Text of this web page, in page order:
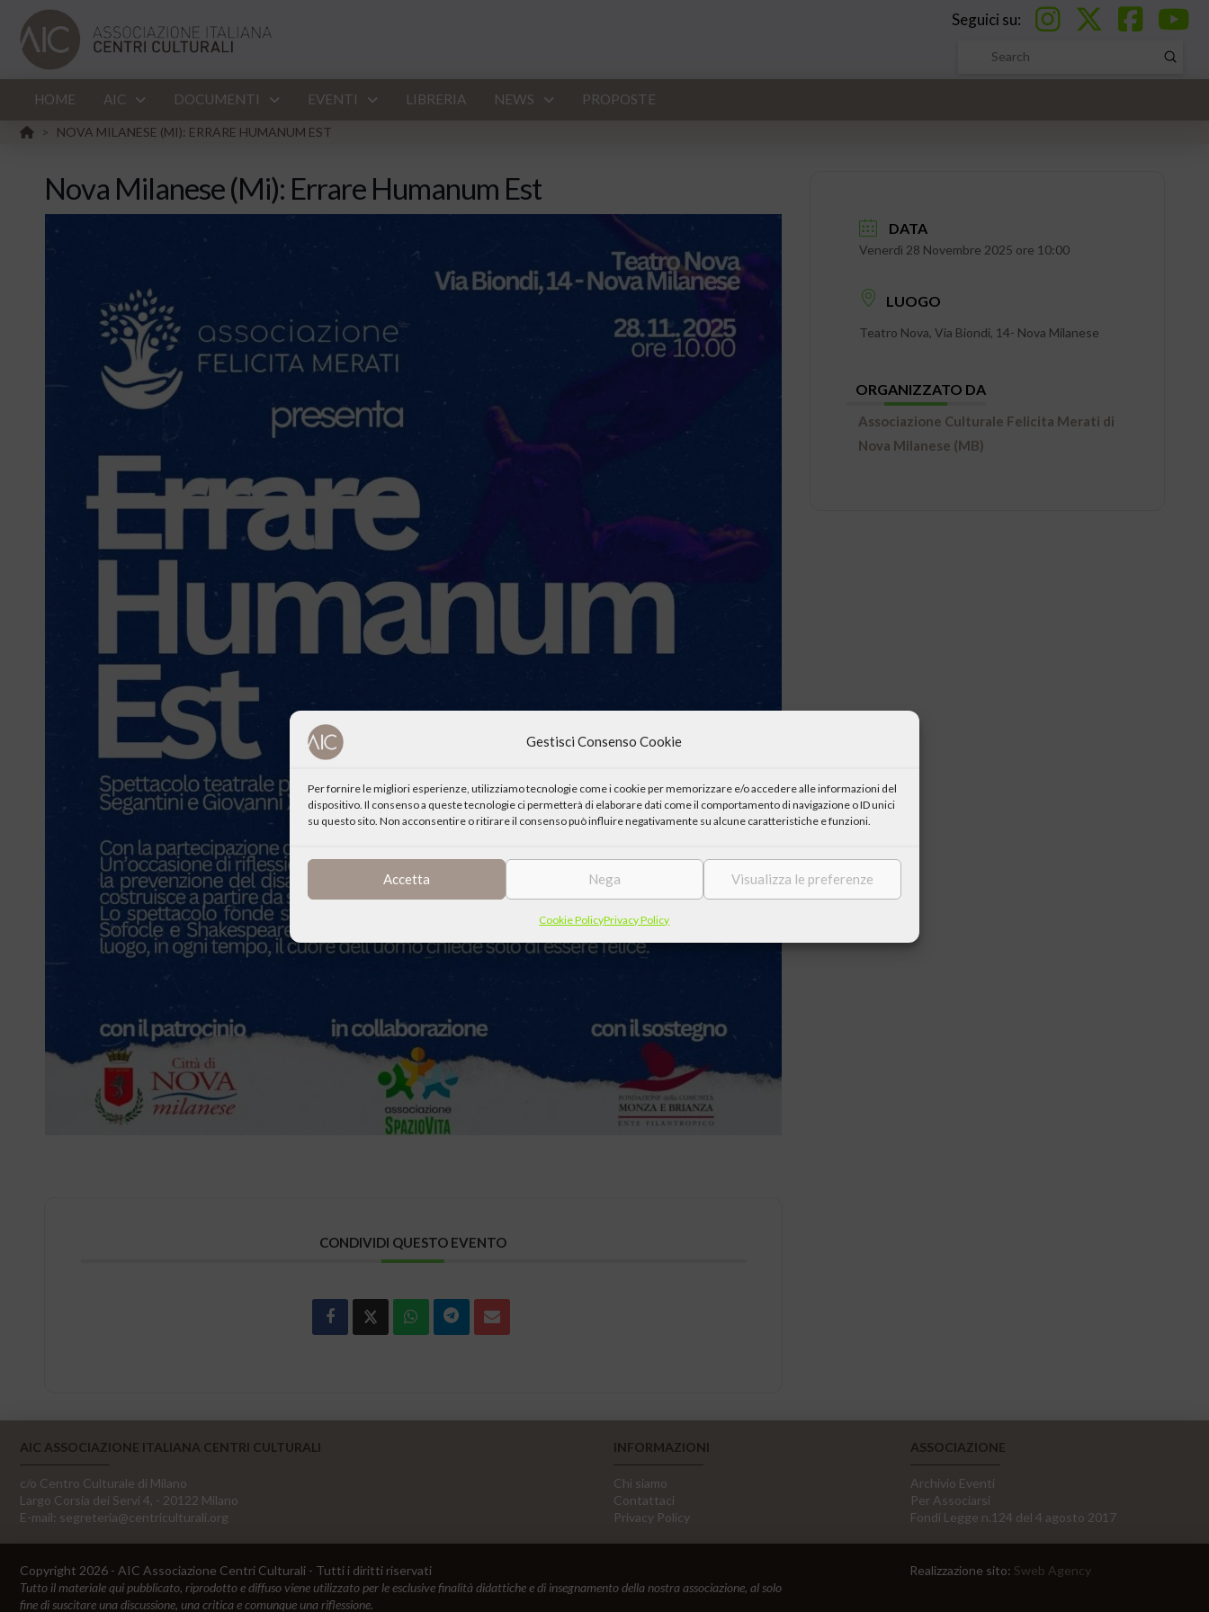
Gestisci Consenso Cookie
Per fornire le migliori esperienze, utilizziamo tecnologie come i cookie per memorizzare e/o accedere alle informazioni del
dispositivo. Il consenso a queste tecnologie ci permetterà di elaborare dati come il comportamento di navigazione o ID unici
su questo sito. Non acconsentire o ritirare il consenso può influire negativamente su alcune caratteristiche e funzioni.
Accetta Nega Visualizza le preferenze
Cookie PolicyPrivacy Policy
Seguici su:
Search
Submit
HOME AIC DOCUMENTI EVENTI LIBRERIA NEWS PROPOSTE
HOME
> NOVA MILANESE (MI): ERRARE HUMANUM EST
Nova Milanese (Mi): Errare Humanum Est
CONDIVIDI QUESTO EVENTO
DATA
Venerdì 28 Novembre 2025 ore 10:00
LUOGO
Teatro Nova, Via Biondi, 14- Nova Milanese
ORGANIZZATO DA
Associazione Culturale Felicita Merati di
Nova Milanese (MB)
AIC ASSOCIAZIONE ITALIANA CENTRI CULTURALI
c/o Centro Culturale di Milano
Largo Corsia dei Servi 4, - 20122 Milano
E-mail: segreteria@centriculturali.org
INFORMAZIONI
Chi siamo
Contattaci
Privacy Policy
ASSOCIAZIONE
Archivio Eventi
Per Associarsi
Fondi Legge n.124 del 4 agosto 2017
Copyright 2026 - AIC Associazione Centri Culturali - Tutti i diritti riservati
Tutto il materiale qui pubblicato, riprodotto e diffuso viene utilizzato per le esclusive finalità didattiche e di insegnamento della nostra associazione, al solo
fine di suscitare una discussione, una critica e comunque una riflessione.
Realizzazione sito: Sweb Agency